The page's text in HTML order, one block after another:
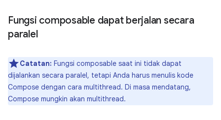
Fungsi composable dapat berjalan secara
paralel
Catatan: Fungsi composable saat ini tidak dapat
dijalankan secara paralel, tetapi Anda harus menulis kode
Compose dengan cara multithread. Di masa mendatang,
Compose mungkin akan multithread.